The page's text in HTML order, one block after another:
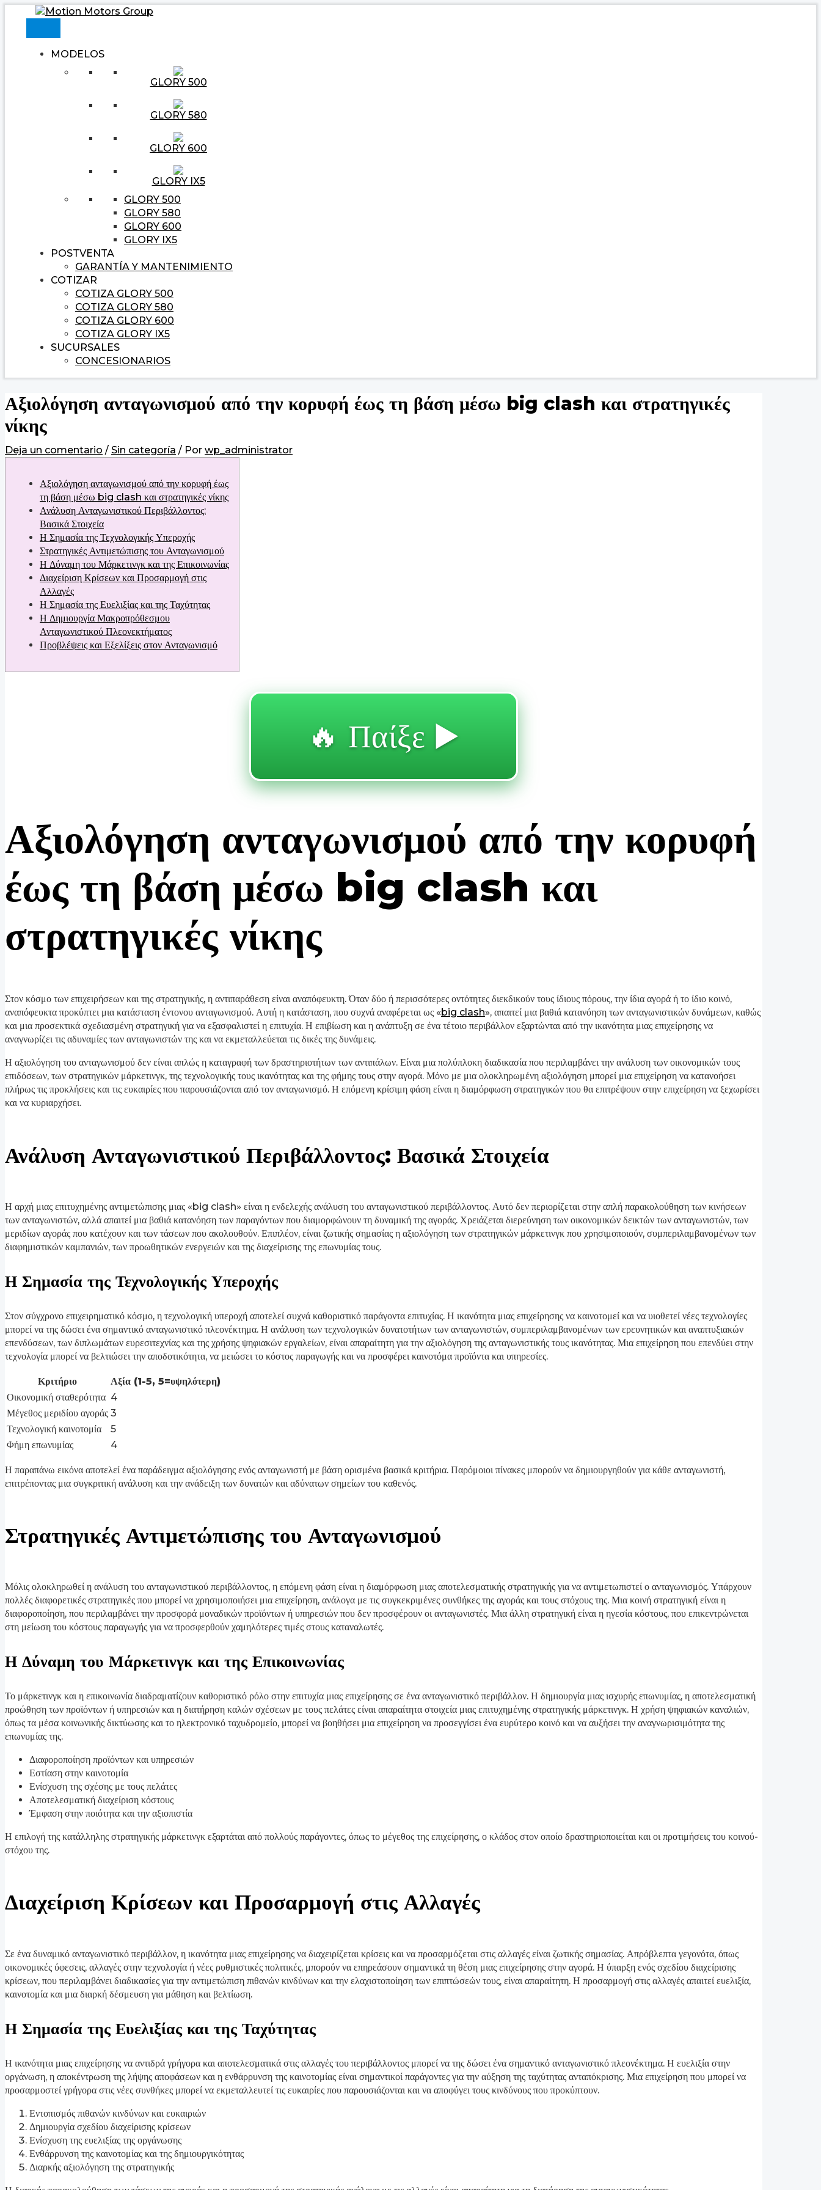
Ir
MODELOS
GLORY 500
GLORY 580
GLORY 600
GLORY IX5
GLORY 500
GLORY 580
GLORY 600
GLORY IX5
POSTVENTA
GARANTÍA Y MANTENIMIENTO
COTIZAR
COTIZA GLORY 500
COTIZA GLORY 580
COTIZA GLORY 600
COTIZA GLORY IX5
SUCURSALES
CONCESIONARIOS
Αξιολόγηση ανταγωνισμού από την κορυφή έως τη βάση μέσω big clash και στρατηγικές
νίκης
Deja un comentario / Sin categoría / Por wp_administrator
Αξιολόγηση ανταγωνισμού από την κορυφή έως
τη βάση μέσω big clash και στρατηγικές νίκης
Ανάλυση Ανταγωνιστικού Περιβάλλοντος:
Βασικά Στοιχεία
Η Σημασία της Τεχνολογικής Υπεροχής
Στρατηγικές Αντιμετώπισης του Ανταγωνισμού
Η Δύναμη του Μάρκετινγκ και της Επικοινωνίας
Διαχείριση Κρίσεων και Προσαρμογή στις
Αλλαγές
Η Σημασία της Ευελιξίας και της Ταχύτητας
Η Δημιουργία Μακροπρόθεσμου
Ανταγωνιστικού Πλεονεκτήματος
Προβλέψεις και Εξελίξεις στον Ανταγωνισμό
🔥 Παίξε ▶️
Αξιολόγηση ανταγωνισμού από την κορυφή
έως τη βάση μέσω big clash και
στρατηγικές νίκης
Στον κόσμο των επιχειρήσεων και της στρατηγικής, η αντιπαράθεση είναι αναπόφευκτη. Όταν δύο ή περισσότερες οντότητες διεκδικούν τους ίδιους πόρους, την ίδια αγορά ή το ίδιο κοινό,
αναπόφευκτα προκύπτει μια κατάσταση έντονου ανταγωνισμού. Αυτή η κατάσταση, που συχνά αναφέρεται ως «big clash», απαιτεί μια βαθιά κατανόηση των ανταγωνιστικών δυνάμεων, καθώς
και μια προσεκτικά σχεδιασμένη στρατηγική για να εξασφαλιστεί η επιτυχία. Η επιβίωση και η ανάπτυξη σε ένα τέτοιο περιβάλλον εξαρτώνται από την ικανότητα μιας επιχείρησης να
αναγνωρίζει τις αδυναμίες των ανταγωνιστών της και να εκμεταλλεύεται τις δικές της δυνάμεις.
Η αξιολόγηση του ανταγωνισμού δεν είναι απλώς η καταγραφή των δραστηριοτήτων των αντιπάλων. Είναι μια πολύπλοκη διαδικασία που περιλαμβάνει την ανάλυση των οικονομικών τους
επιδόσεων, των στρατηγικών μάρκετινγκ, της τεχνολογικής τους ικανότητας και της φήμης τους στην αγορά. Μόνο με μια ολοκληρωμένη αξιολόγηση μπορεί μια επιχείρηση να κατανοήσει
πλήρως τις προκλήσεις και τις ευκαιρίες που παρουσιάζονται από τον ανταγωνισμό. Η επόμενη κρίσιμη φάση είναι η διαμόρφωση στρατηγικών που θα επιτρέψουν στην επιχείρηση να ξεχωρίσει
και να κυριαρχήσει.
Ανάλυση Ανταγωνιστικού Περιβάλλοντος: Βασικά Στοιχεία
Η αρχή μιας επιτυχημένης αντιμετώπισης μιας «big clash» είναι η ενδελεχής ανάλυση του ανταγωνιστικού περιβάλλοντος. Αυτό δεν περιορίζεται στην απλή παρακολούθηση των κινήσεων
των ανταγωνιστών, αλλά απαιτεί μια βαθιά κατανόηση των παραγόντων που διαμορφώνουν τη δυναμική της αγοράς. Χρειάζεται διερεύνηση των οικονομικών δεικτών των ανταγωνιστών, των
μεριδίων αγοράς που κατέχουν και των τάσεων που ακολουθούν. Επιπλέον, είναι ζωτικής σημασίας η αξιολόγηση των στρατηγικών μάρκετινγκ που χρησιμοποιούν, συμπεριλαμβανομένων των
διαφημιστικών καμπανιών, των προωθητικών ενεργειών και της διαχείρισης της επωνυμίας τους.
Η Σημασία της Τεχνολογικής Υπεροχής
Στον σύγχρονο επιχειρηματικό κόσμο, η τεχνολογική υπεροχή αποτελεί συχνά καθοριστικό παράγοντα επιτυχίας. Η ικανότητα μιας επιχείρησης να καινοτομεί και να υιοθετεί νέες τεχνολογίες
μπορεί να της δώσει ένα σημαντικό ανταγωνιστικό πλεονέκτημα. Η ανάλυση των τεχνολογικών δυνατοτήτων των ανταγωνιστών, συμπεριλαμβανομένων των ερευνητικών και αναπτυξιακών
επενδύσεων, των διπλωμάτων ευρεσιτεχνίας και της χρήσης ψηφιακών εργαλείων, είναι απαραίτητη για την αξιολόγηση της ανταγωνιστικής τους ικανότητας. Μια επιχείρηση που επενδύει στην
τεχνολογία μπορεί να βελτιώσει την αποδοτικότητα, να μειώσει το κόστος παραγωγής και να προσφέρει καινοτόμα προϊόντα και υπηρεσίες.
Κριτήριο
Αξία (1-5, 5=υψηλότερη)
Οικονομική σταθερότητα 4
Μέγεθος μεριδίου αγοράς 3
Τεχνολογική καινοτομία
5
Φήμη επωνυμίας
4
Η παραπάνω εικόνα αποτελεί ένα παράδειγμα αξιολόγησης ενός ανταγωνιστή με βάση ορισμένα βασικά κριτήρια. Παρόμοιοι πίνακες μπορούν να δημιουργηθούν για κάθε ανταγωνιστή,
επιτρέποντας μια συγκριτική ανάλυση και την ανάδειξη των δυνατών και αδύνατων σημείων του καθενός.
Στρατηγικές Αντιμετώπισης του Ανταγωνισμού
Μόλις ολοκληρωθεί η ανάλυση του ανταγωνιστικού περιβάλλοντος, η επόμενη φάση είναι η διαμόρφωση μιας αποτελεσματικής στρατηγικής για να αντιμετωπιστεί ο ανταγωνισμός. Υπάρχουν
πολλές διαφορετικές στρατηγικές που μπορεί να χρησιμοποιήσει μια επιχείρηση, ανάλογα με τις συγκεκριμένες συνθήκες της αγοράς και τους στόχους της. Μια κοινή στρατηγική είναι η
διαφοροποίηση, που περιλαμβάνει την προσφορά μοναδικών προϊόντων ή υπηρεσιών που δεν προσφέρουν οι ανταγωνιστές. Μια άλλη στρατηγική είναι η ηγεσία κόστους, που επικεντρώνεται
στη μείωση του κόστους παραγωγής για να προσφερθούν χαμηλότερες τιμές στους καταναλωτές.
Η Δύναμη του Μάρκετινγκ και της Επικοινωνίας
Το μάρκετινγκ και η επικοινωνία διαδραματίζουν καθοριστικό ρόλο στην επιτυχία μιας επιχείρησης σε ένα ανταγωνιστικό περιβάλλον. Η δημιουργία μιας ισχυρής επωνυμίας, η αποτελεσματική
προώθηση των προϊόντων ή υπηρεσιών και η διατήρηση καλών σχέσεων με τους πελάτες είναι απαραίτητα στοιχεία μιας επιτυχημένης στρατηγικής μάρκετινγκ. Η χρήση ψηφιακών καναλιών,
όπως τα μέσα κοινωνικής δικτύωσης και το ηλεκτρονικό ταχυδρομείο, μπορεί να βοηθήσει μια επιχείρηση να προσεγγίσει ένα ευρύτερο κοινό και να αυξήσει την αναγνωρισιμότητα της
επωνυμίας της.
Διαφοροποίηση προϊόντων και υπηρεσιών
Εστίαση στην καινοτομία
Ενίσχυση της σχέσης με τους πελάτες
Αποτελεσματική διαχείριση κόστους
Έμφαση στην ποιότητα και την αξιοπιστία
Η επιλογή της κατάλληλης στρατηγικής μάρκετινγκ εξαρτάται από πολλούς παράγοντες, όπως το μέγεθος της επιχείρησης, ο κλάδος στον οποίο δραστηριοποιείται και οι προτιμήσεις του κοινού-
στόχου της.
Διαχείριση Κρίσεων και Προσαρμογή στις Αλλαγές
Σε ένα δυναμικό ανταγωνιστικό περιβάλλον, η ικανότητα μιας επιχείρησης να διαχειρίζεται κρίσεις και να προσαρμόζεται στις αλλαγές είναι ζωτικής σημασίας. Απρόβλεπτα γεγονότα, όπως
οικονομικές ύφεσεις, αλλαγές στην τεχνολογία ή νέες ρυθμιστικές πολιτικές, μπορούν να επηρεάσουν σημαντικά τη θέση μιας επιχείρησης στην αγορά. Η ύπαρξη ενός σχεδίου διαχείρισης
κρίσεων, που περιλαμβάνει διαδικασίες για την αντιμετώπιση πιθανών κινδύνων και την ελαχιστοποίηση των επιπτώσεών τους, είναι απαραίτητη. Η προσαρμογή στις αλλαγές απαιτεί ευελιξία,
καινοτομία και μια διαρκή δέσμευση για μάθηση και βελτίωση.
Η Σημασία της Ευελιξίας και της Ταχύτητας
Η ικανότητα μιας επιχείρησης να αντιδρά γρήγορα και αποτελεσματικά στις αλλαγές του περιβάλλοντος μπορεί να της δώσει ένα σημαντικό ανταγωνιστικό πλεονέκτημα. Η ευελιξία στην
οργάνωση, η αποκέντρωση της λήψης αποφάσεων και η ενθάρρυνση της καινοτομίας είναι σημαντικοί παράγοντες για την αύξηση της ταχύτητας ανταπόκρισης. Μια επιχείρηση που μπορεί να
προσαρμοστεί γρήγορα στις νέες συνθήκες μπορεί να εκμεταλλευτεί τις ευκαιρίες που παρουσιάζονται και να αποφύγει τους κινδύνους που προκύπτουν.
Εντοπισμός πιθανών κινδύνων και ευκαιριών
Δημιουργία σχεδίου διαχείρισης κρίσεων
Ενίσχυση της ευελιξίας της οργάνωσης
Ενθάρρυνση της καινοτομίας και της δημιουργικότητας
Διαρκής αξιολόγηση της στρατηγικής
Navegación Escribe
aquí...
Nombre*
Correo
electrónico*
Web